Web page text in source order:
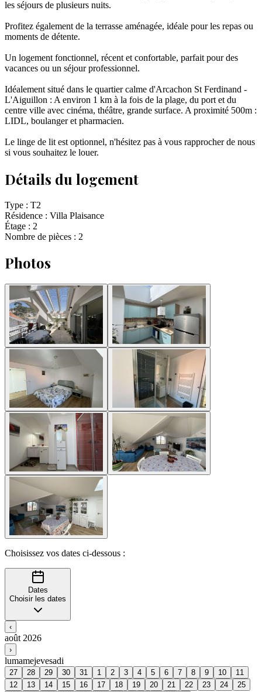
les séjours de plusieurs nuits.
Profitez également de la terrasse aménagée, idéale pour les repas ou
moments de détente.
Un logement fonctionnel, récent et confortable, parfait pour des
vacances ou un séjour professionnel.
Idéalement situé dans le quartier calme d'Arcachon St Ferdinand -
L'Aiguillon : A environ 1 km à la fois de la plage, du port et du
centre ville avec cinéma, théâtre, grande surface. A proximité 500m :
LIDL, boulanger et pharmacien.
Le linge de lit est optionnel, n'hésitez pas à vous rapprocher de nous
si vous souhaitez le louer.
Détails du logement
Type : T2
Résidence : Villa Plaisance
Étage : 2
Nombre de pièces : 2
Photos
Choisissez vos dates ci-dessous :
Dates
Choisir les dates
‹
août 2026
›
lumamejevesadi
27 28 29 30 31 1 2 3 4 5 6 7 8 9 10
11
12
13 14 15 16 17 18 19 20 21 22 23 24
25